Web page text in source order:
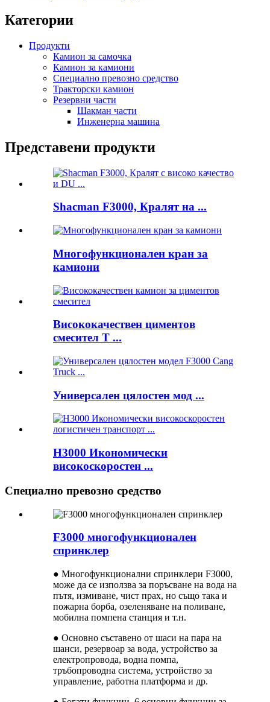
Категории
Продукти
Камион за самочка
Камион за камиони
Специално превозно средство
Тракторски камион
Резервни части
Шакман части
Инженерна машина
Представени продукти
Shacman F3000, Кралят на ...
Многофункционален кран за
камиони
Висококачествен циментов
смесител T ...
Универсален цялостен мод ...
H3000 Икономически
високоскоростен ...
Специално превозно средство
F3000 многофункционален
спринклер
● Многофункционални спринклери F3000,
може да се използва за поръсване на вода на
пътя, измиване, чист прах, но също така и
пожарна борба, озеленяване на поливане,
мобилна помпена станция и т.н.
● Основно съставено от шаси на пара на
шанси, резервоар за вода, устройство за
електропровода, водна помпа,
тръбопроводна система, устройство за
управление, работна платформа и др.